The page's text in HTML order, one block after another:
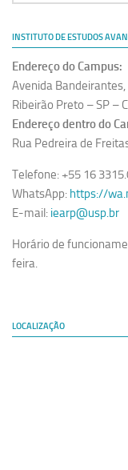
INSTITUTO DE ESTUDOS
Endereço do Campus:
Avenida
Ribeirão Preto – SP –
Endereço dentro do
Rua Pedreira de
Telefone: +55 16
WhatsApp: https://
E-mail: iearp@usp.br
Horário de
feira.
LOCALIZAÇÃO